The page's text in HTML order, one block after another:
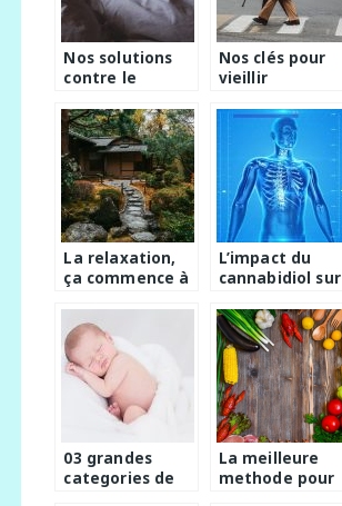
Nos solutions
contre le
Nos clés pour
vieillir
La relaxation,
ça commence à
L’impact du
cannabidiol sur
03 grandes
categories de
La meilleure
methode pour